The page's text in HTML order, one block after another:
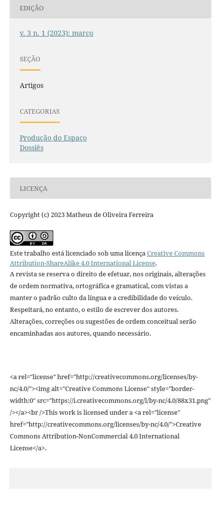
EDIÇÃO
v. 3 n. 1 (2023): março
SEÇÃO
Artigos
CATEGORIAS
Produção do Espaço
Dossiês
LICENÇA
Copyright (c) 2023 Matheus de Oliveira Ferreira
Este trabalho está licenciado sob uma licençaCreative Commons
Attribution-ShareAlike 4.0 International License.
A revista se reserva o direito de efetuar, nos originais, alterações
de ordem normativa, ortográfica e gramatical, com vistas a
manter o padrão culto da língua e a credibilidade do veículo.
Respeitará, no entanto, o estilo de escrever dos autores.
Alterações, correções ou sugestões de ordem conceitual serão
encaminhadas aos autores, quando necessário.
<a rel="license" href="http://creativecommons.org/licenses/by-
nc/4.0/"><img alt="Creative Commons License" style="border-
width:0" src="https://i.creativecommons.org/l/by-nc/4.0/88x31.png"
/></a><br />This work is licensed under a <a rel="license"
href="http://creativecommons.org/licenses/by-nc/4.0/">Creative
Commons Attribution-NonCommercial 4.0 International
License</a>.